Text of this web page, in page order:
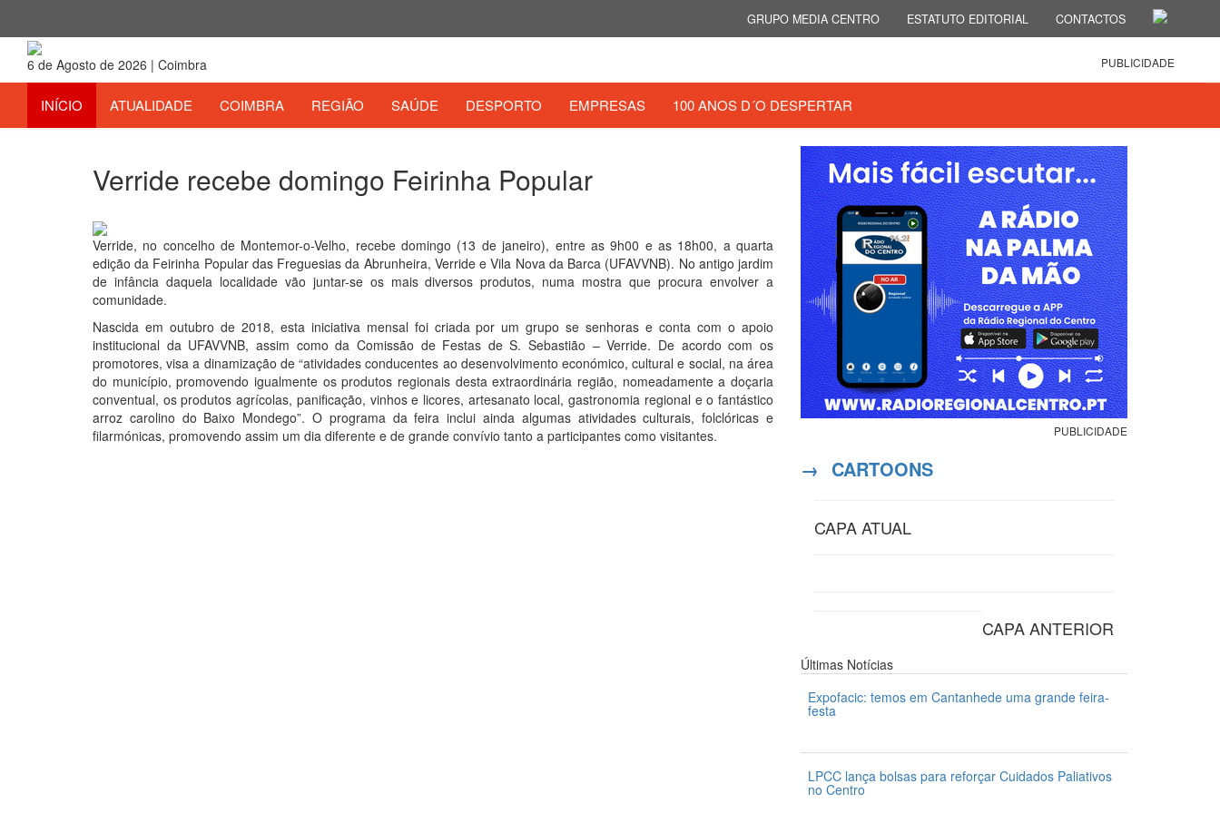
GRUPO MEDIA CENTRO ESTATUTO EDITORIAL CONTACTOS
6 de Agosto de 2026 | Coimbra PUBLICIDADE
INÍCIO ATUALIDADE COIMBRA REGIÃO SAÚDE DESPORTO EMPRESAS 100 ANOS D´O DESPERTAR
Verride recebe domingo Feirinha Popular
Verride, no concelho de Montemor-o-Velho, recebe domingo (13 de janeiro), entre as 9h00 e as 18h00, a quarta
edição da Feirinha Popular das Freguesias da Abrunheira, Verride e Vila Nova da Barca (UFAVVNB). No antigo jardim
de infância daquela localidade vão juntar-se os mais diversos produtos, numa mostra que procura envolver a
comunidade.
Nascida em outubro de 2018, esta iniciativa mensal foi criada por um grupo se senhoras e conta com o apoio
institucional da UFAVVNB, assim como da Comissão de Festas de S. Sebastião – Verride. De acordo com os
promotores, visa a dinamização de “atividades conducentes ao desenvolvimento económico, cultural e social, na área
do município, promovendo igualmente os produtos regionais desta extraordinária região, nomeadamente a doçaria
conventual, os produtos agrícolas, panificação, vinhos e licores, artesanato local, gastronomia regional e o fantástico
arroz carolino do Baixo Mondego”. O programa da feira inclui ainda algumas atividades culturais, folclóricas e
filarmónicas, promovendo assim um dia diferente e de grande convívio tanto a participantes como visitantes.
PUBLICIDADE
→ CARTOONS
CAPA ATUAL
CAPA ANTERIOR
Últimas Notícias
Expofacic: temos em Cantanhede uma grande feira-
festa
LPCC lança bolsas para reforçar Cuidados Paliativos
no Centro